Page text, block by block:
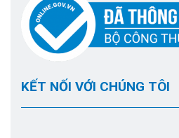
KẾT NỐI VỚI CHÚNG TÔI